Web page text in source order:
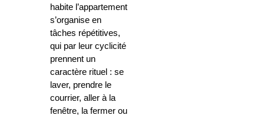
habite l’appartement
s’organise en
tâches répétitives,
qui par leur cyclicité
prennent un
caractère rituel : se
laver, prendre le
courrier, aller à la
fenêtre, la fermer ou